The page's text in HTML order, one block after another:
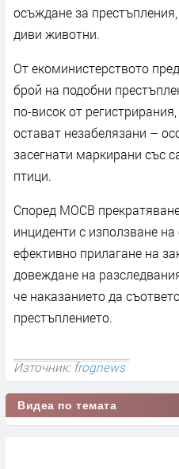
осъждане за
диви животни.
От екоминистерството
брой на подобни
по-висок от
остават незабелязани –
засегнати маркирани със
птици.
Според МОСВ
инциденти с използване
ефективно прилагане на
довеждане на
че наказанието да
престъплението.
Източник:frognews
Видеа по темата